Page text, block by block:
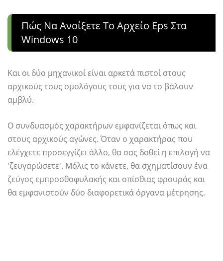
Πώς Να Ανοίξετε Το Αρχείο Eps Στα
Windows 10
Και οι δύο μηχανικοί είναι αρκετά πιστοί στους
αρχικούς τους ομολόγους τους για να το βάλουν
αμβλύ.
Ο συνδυασμός χαρακτήρων εμφανίζεται όπως και
στους αρχικούς αγώνες. Όταν ο χαρακτήρας που
ελέγχετε προσεγγίζει άλλο, θα σας δοθεί η επιλογή να
'ζευγαρώσετε'. Μόλις το κάνετε, θα σχηματίσουν ένα
ζεύγος εμπροσθοφυλακής και οπίσθιας φρουράς και
θα εμφανιστούν δύο διαφορετικά όργανα μέτρησης.